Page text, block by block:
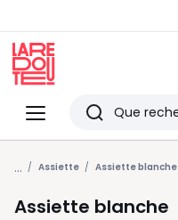
Menu
Redoute
Rechercher
Derniers
articles
vus
... Assiette Assiette blanche
Assiette blanche